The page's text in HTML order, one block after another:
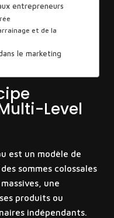
entrepreneurs
et de la
le marketing
Level
est un modèle de
sommes colossales
une
produits ou
indépendants.